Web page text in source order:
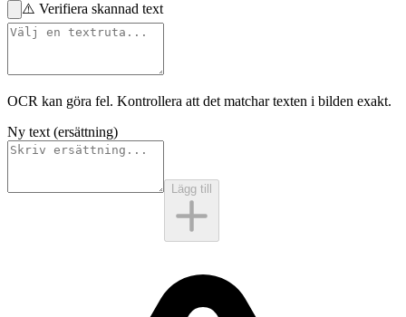
⚠️ Verifiera skannad text
OCR kan göra fel. Kontrollera att det matchar texten i bilden exakt.
Ny text (ersättning)
Lägg till